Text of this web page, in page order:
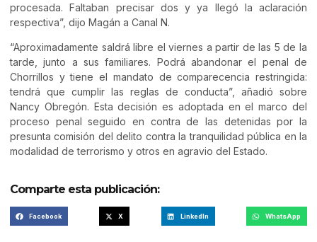
procesada. Faltaban precisar dos y ya llegó la aclaración
respectiva”, dijo Magán a Canal N.
“Aproximadamente saldrá libre el viernes a partir de las 5 de la
tarde, junto a sus familiares. Podrá abandonar el penal de
Chorrillos y tiene el mandato de comparecencia restringida:
tendrá que cumplir las reglas de conducta”, añadió sobre
Nancy Obregón. Esta decisión es adoptada en el marco del
proceso penal seguido en contra de las detenidas por la
presunta comisión del delito contra la tranquilidad pública en la
modalidad de terrorismo y otros en agravio del Estado.
Comparte esta publicación:
Facebook X LinkedIn WhatsApp